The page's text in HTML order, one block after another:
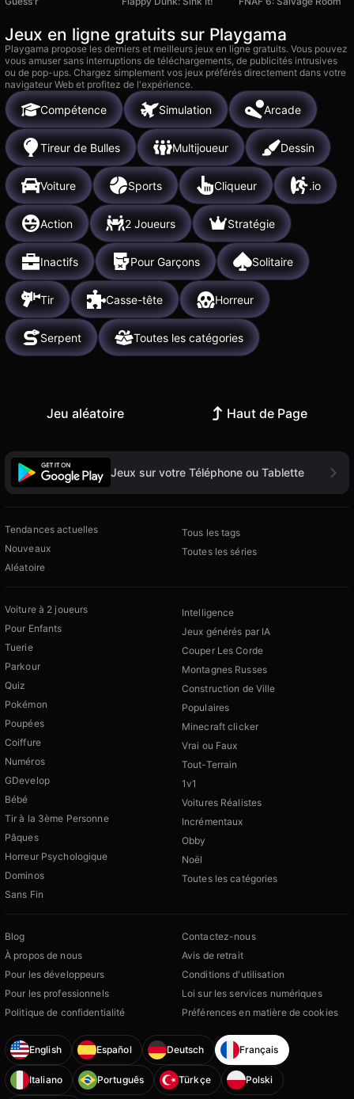
Jeux en ligne gratuits sur Playgama
Playgama propose les derniers et meilleurs jeux en ligne gratuits. Vous pouvez
vous amuser sans interruptions de téléchargements, de publicités intrusives
ou de pop-ups. Chargez simplement vos jeux préférés directement dans votre
navigateur Web et profitez de l'expérience.
Compétence Simulation Arcade
Tireur de Bulles Multijoueur Dessin
Voiture Sports Cliqueur .io
Action 2 Joueurs Stratégie
Inactifs Pour Garçons Solitaire
Tir Casse-tête Horreur
Serpent Toutes les catégories
Jeu aléatoire Haut de Page
Jeux sur votre Téléphone ou Tablette
Tendances actuelles
Nouveaux
Aléatoire
Tous les tags
Toutes les séries
Voiture à 2 joueurs
Pour Enfants
Tuerie
Parkour
Quiz
Pokémon
Poupées
Coiffure
Numéros
GDevelop
Bébé
Tir à la 3ème Personne
Pâques
Horreur Psychologique
Dominos
Sans Fin
Intelligence
Jeux générés par IA
Couper Les Corde
Montagnes Russes
Construction de Ville
Populaires
Minecraft clicker
Vrai ou Faux
Tout-Terrain
1v1
Voitures Réalistes
Incrémentaux
Obby
Noël
Toutes les catégories
Blog
À propos de nous
Pour les développeurs
Pour les professionnels
Politique de confidentialité
Contactez-nous
Avis de retrait
Conditions d'utilisation
Loi sur les services numériques
Préférences en matière de cookies
English Español Deutsch Français
Italiano Português Türkçe Polski